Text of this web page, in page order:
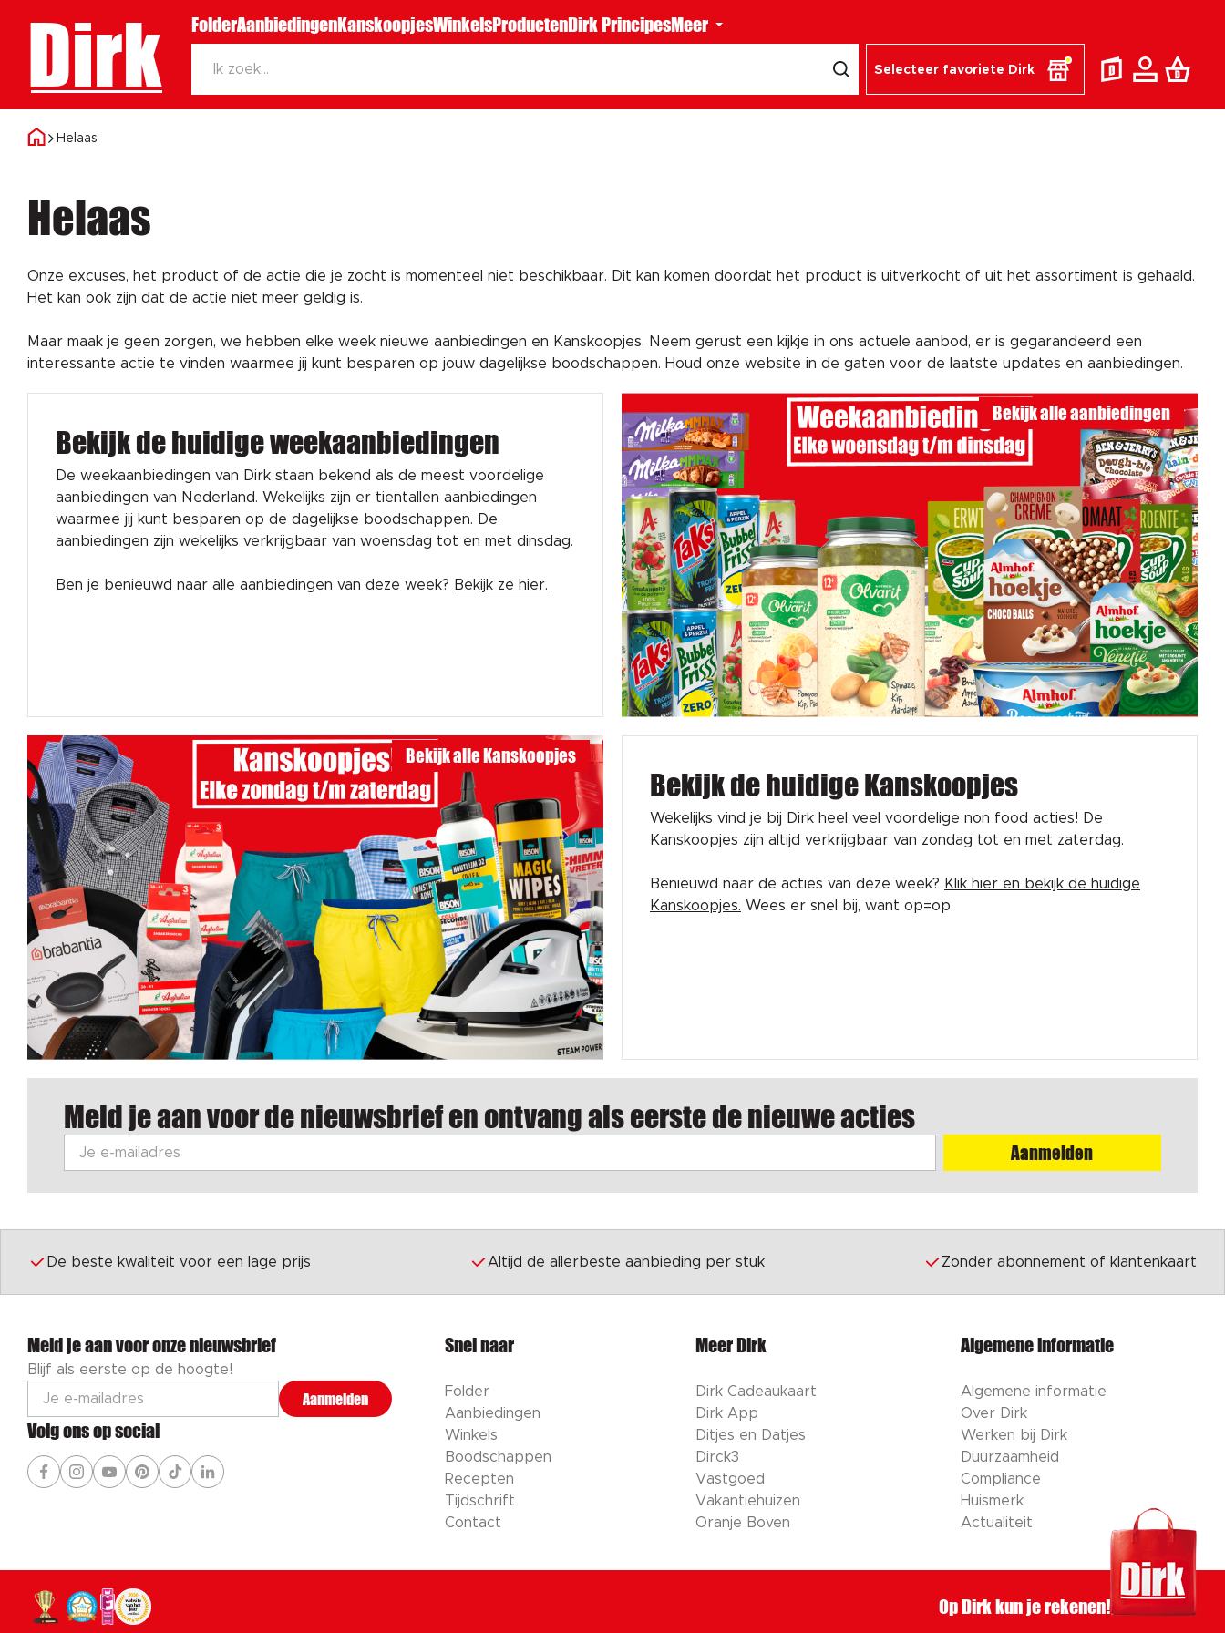
Dirk FolderAanbiedingenKanskoopjesWinkelsProductenDirk PrincipesMeer
Selecteer favoriete Dirk
Helaas
Helaas
Onze excuses, het product of de actie die je zocht is momenteel niet beschikbaar. Dit kan komen doordat het product is uitverkocht of uit het assortiment is gehaald.
Het kan ook zijn dat de actie niet meer geldig is.
Maar maak je geen zorgen, we hebben elke week nieuwe aanbiedingen en Kanskoopjes. Neem gerust een kijkje in ons actuele aanbod, er is gegarandeerd een
interessante actie te vinden waarmee jij kunt besparen op jouw dagelijkse boodschappen. Houd onze website in de gaten voor de laatste updates en aanbiedingen.
Bekijk de huidige weekaanbiedingen
De weekaanbiedingen van Dirk staan bekend als de meest voordelige
aanbiedingen van Nederland. Wekelijks zijn er tientallen aanbiedingen
waarmee jij kunt besparen op de dagelijkse boodschappen. De
aanbiedingen zijn wekelijks verkrijgbaar van woensdag tot en met dinsdag.
Ben je benieuwd naar alle aanbiedingen van deze week? Bekijk ze hier.
Bekijk alle aanbiedingen
Bekijk alle Kanskoopjes
Bekijk de huidige Kanskoopjes
Wekelijks vind je bij Dirk heel veel voordelige non food acties! De
Kanskoopjes zijn altijd verkrijgbaar van zondag tot en met zaterdag.
Benieuwd naar de acties van deze week? Klik hier en bekijk de huidige
Kanskoopjes. Wees er snel bij, want op=op.
Meld je aan voor de nieuwsbrief en ontvang als eerste de nieuwe acties
Aanmelden
De beste kwaliteit voor een lage prijs Altijd de allerbeste aanbieding per stuk Zonder abonnement of klantenkaart
Meld je aan voor onze nieuwsbrief
Blijf als eerste op de hoogte!
Aanmelden
Volg ons op social
Snel naar
Folder
Aanbiedingen
Winkels
Boodschappen
Recepten
Tijdschrift
Contact
Meer Dirk
Dirk Cadeaukaart
Dirk App
Ditjes en Datjes
Dirck3
Vastgoed
Vakantiehuizen
Oranje Boven
Algemene informatie
Algemene informatie
Over Dirk
Werken bij Dirk
Duurzaamheid
Compliance
Huismerk
Actualiteit
Op Dirk kun je rekenen!